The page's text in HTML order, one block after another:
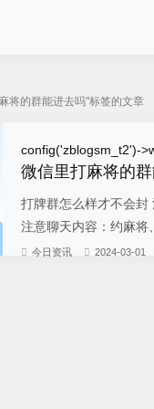
将的群能进去吗"标签的文章
config('zblogsm_t2')-
微信里打麻将的
打牌群怎么样才不会封
注意聊天内容：约麻将
今日资讯 2024-03-01